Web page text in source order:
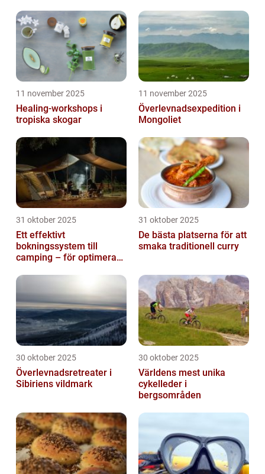
11 november 2025
Healing-workshops i
tropiska skogar
11 november 2025
Överlevnadsexpedition i
Mongoliet
31 oktober 2025
Ett effektivt
bokningssystem till
camping – för optimerad
31 oktober 2025
De bästa platserna för att
smaka traditionell curry
30 oktober 2025
Överlevnadsretreater i
Sibiriens vildmark
30 oktober 2025
Världens mest unika
cykelleder i
bergsområden